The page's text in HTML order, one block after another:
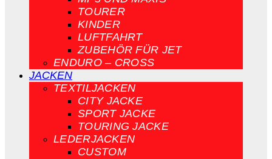
TOURER
KINDER
LUFTFAHRT
ZUBEHÖR FÜR JET
ENDURO – CROSS
JACKEN
TEXTILJACKEN
CITY JACKE
SPORT JACKE
TOURING JACKE
LEDERJACKEN
CUSTOM